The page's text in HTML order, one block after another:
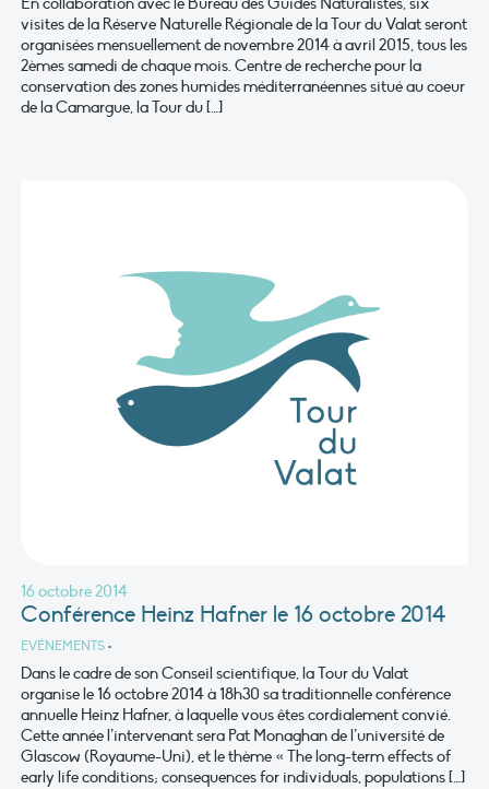
visites de la Réserve Naturelle Régionale de la Tour du Valat seront
organisées mensuellement de novembre 2014 à avril 2015, tous les
2èmes samedi de chaque mois. Centre de recherche pour la
conservation des zones humides méditerranéennes situé au coeur
de la Camargue, la Tour du […]
16 octobre 2014
Conférence Heinz Hafner le 16 octobre 2014
EVÉNEMENTS •
Dans le cadre de son Conseil scientifique, la Tour du Valat
organise le 16 octobre 2014 à 18h30 sa traditionnelle conférence
annuelle Heinz Hafner, à laquelle vous êtes cordialement convié.
Cette année l’intervenant sera Pat Monaghan de l’université de
Glascow (Royaume-Uni), et le thème « The long-term effects of
early life conditions; consequences for individuals, populations […]